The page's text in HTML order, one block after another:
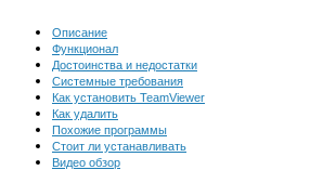
Описание
Функционал
Достоинства и недостатки
Системные требования
Как установить TeamViewer
Как удалить
Похожие программы
Стоит ли устанавливать
Видео обзор